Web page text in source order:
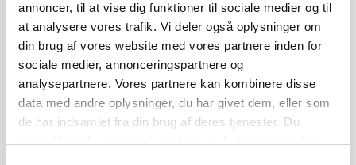
annoncer, til at vise dig funktioner til sociale medier og til
at analysere vores trafik. Vi deler også oplysninger om
din brug af vores website med vores partnere inden for
sociale medier, annonceringspartnere og
analysepartnere. Vores partnere kan kombinere disse
data med andre oplysninger, du har givet dem, eller som
de har indsamlet fra din brug af deres tjenester. Du
Ingrediens- og allergioplysning
Næringsberegner